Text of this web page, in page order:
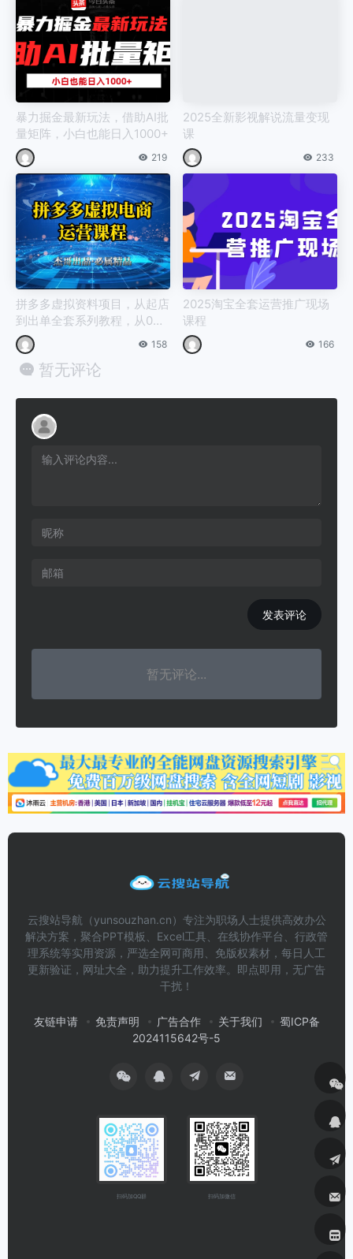
暴力掘金最新玩法，借助AI批
量矩阵，小白也能日入1000+
219
2025全新影视解说流量变现
课
233
拼多多虚拟资料项目，从起店
到出单全套系列教程，从0到
1，小白也可以轻松上手
158
2025淘宝全套运营推广现场
课程
166
暂无评论
发表评论
暂无评论...
云搜站导航（yunsouzhan.cn）专注为职场人士提供高效办公
解决方案，聚合PPT模板、Excel工具、在线协作平台、行政管
理系统等实用资源，严选全网可商用、免版权素材，每日人工
更新验证，网址大全，助力提升工作效率。即点即用，无广告
干扰！
友链申请 免责声明 广告合作 关于我们
蜀ICP备
2024115642号-5
扫码加QQ群 扫码加微信